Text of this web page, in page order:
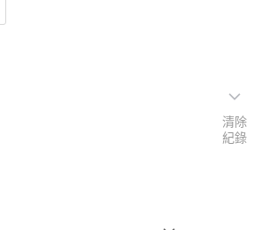
清除
紀錄